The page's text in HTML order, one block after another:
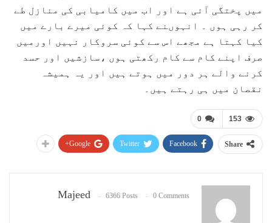
میں پختگی آئی ہے اور اب میں کامیابی کی منازل طے
کر رہی ہوں ۔ انہوںنے کہا کہ کوئی میرے بارے میں
کیا کہتا ہے مجھے اس سے کوئی سروکار نہیں اورمیں
صرف اپنے کام سے کام رکھتی ہوں ،سازشیں اور حسد
کرنے والے ہر دور میں ہوتے ہیں اور یہ ہمیشہ
نقصان میں ہی رہتے ہیں۔
0 153
Share
Facebook
Twitter
Google+
Majeed 6366 Posts 0 Comments